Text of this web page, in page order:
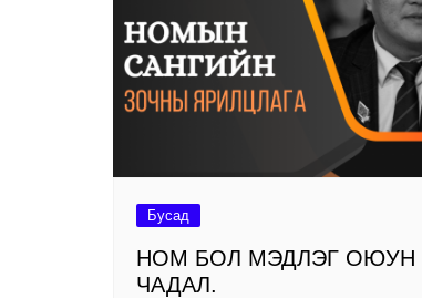
номын
Ном
засах
Хөгжлийн
иргэдийн
Бусад
НОМ БОЛ МЭДЛЭГ ОЮУН
ЧАДАЛ.